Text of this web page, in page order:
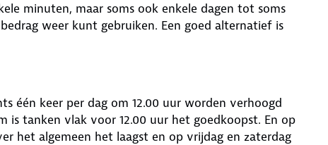
minuten, maar soms ook enkele dagen tot soms
weer kunt gebruiken. Een goed alternatief is
één keer per dag om 12.00 uur worden verhoogd
is tanken vlak voor 12.00 uur het goedkoopst. En op
het algemeen het laagst en op vrijdag en zaterdag